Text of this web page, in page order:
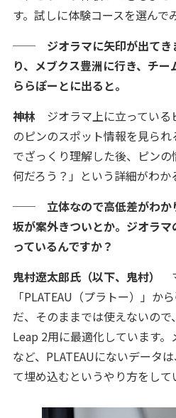
す。試しに体験コースを選んで
── ジオラマに矢印が出てき
り、メブクス豊洲に行き、チ
ららぽーとに出ると。
神林ジオラマ上に立っている
のピンのスポット情報を見ら
でざっくり理解した後、ピン
何だろう？」という詳細がわか
── 立体なので高低差がわか
坂が案外きついとか。ジオラ
っているんですか？
鬼村遼太郎氏（以下、鬼村）
「PLATEAU（プラトー）」か
だ、そのままでは使えないの
Leap 2用に最適化しています
など、PLATEAUにないデータ
て埋め込むというやり方をして